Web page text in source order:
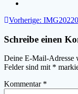
Vorherige: Vorheriger
Schreibe einen
Deine E-Mail-Adresse
Felder sind mit *
Kommentar *